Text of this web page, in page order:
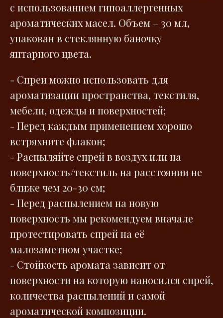
с использованием гипоаллергенных
ароматических масел. Объем – 30 мл,
упакован в стеклянную баночку
янтарного цвета.
- Спреи можно использовать для
ароматизации пространства, текстиля,
мебели, одежды и поверхностей;
- Перед каждым применением хорошо
встряхните флакон;
- Распыляйте спрей в воздух или на
поверхность/текстиль на расстоянии не
ближе чем 20-30 см;
- Перед распылением на новую
поверхность мы рекомендуем вначале
протестировать спрей на её
малозаметном участке;
- Стойкость аромата зависит от
поверхности на которую наносился спрей,
количества распылений и самой
ароматической композиции.